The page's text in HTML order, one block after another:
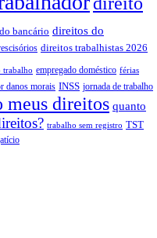
bancário direitos do
direitos trabalhistas 2026
trabalho empregado doméstico férias
danos morais INSS jornada de trabalho
meus direitos quanto
trabalho sem registro TST